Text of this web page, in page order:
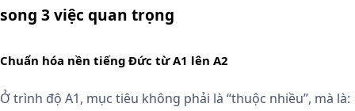
song 3 việc quan trọng
Chuẩn hóa nền tiếng Đức từ A1 lên A2
Ở trình độ A1, mục tiêu không phải là “thuộc nhiều”, mà là: